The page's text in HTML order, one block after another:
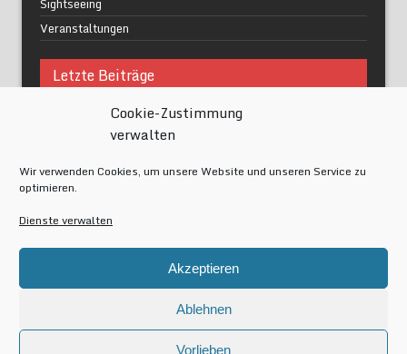
Cookie-Zustimmung
verwalten
Wir verwenden Cookies, um unsere Website und unseren Service zu
optimieren.
Dienste verwalten
Akzeptieren
Ablehnen
Vorlieben
Veranstaltungen
Letzte Beiträge
Was macht urbane Lebensqualität wirklich aus?
Grüne Oasen in Berlin
Festival of Lights Berlin 2024
Gesund schlafen im modernen Alltag
WordPress.org